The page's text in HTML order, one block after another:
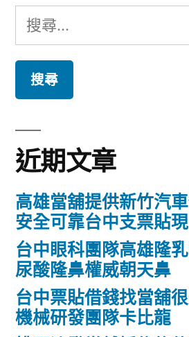
搜
尋
鍵
字:
近期文章
高雄當舖提供新竹汽
安全可靠台中支票貼現
台中眼科團隊高雄隆
尿酸隆鼻權威朝天鼻
台中票貼借錢找當舖
機械研發團隊卡比龍